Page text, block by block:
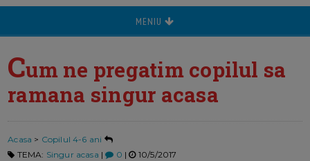
MENIU
Cum ne pregatim copilul sa
ramana singur acasa
Acasa > Copilul 4-6 ani
TEMA: Singur acasa | 0 | 10/5/2017